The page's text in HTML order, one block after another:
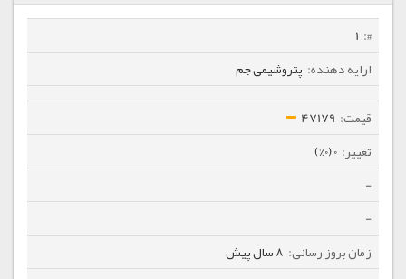
1
پتروشیمی جم
47179
0 (0%)
-
-
8 سال پیش